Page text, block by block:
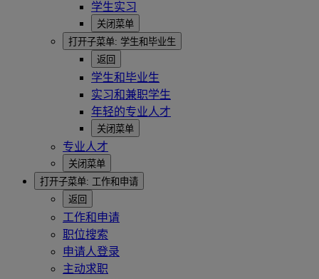
学生实习
关闭菜单
打开子菜单: 学生和毕业生
返回
学生和毕业生
实习和兼职学生
年轻的专业人才
关闭菜单
专业人才
关闭菜单
打开子菜单: 工作和申请
返回
工作和申请
职位搜索
申请人登录
主动求职